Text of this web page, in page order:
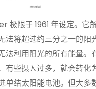
极限于 1961 年设定。它
法将超过约三分之一的阳
法利用阳光的所有能量。
有些摄入过多，就会转化
单结太阳能电池。但大多